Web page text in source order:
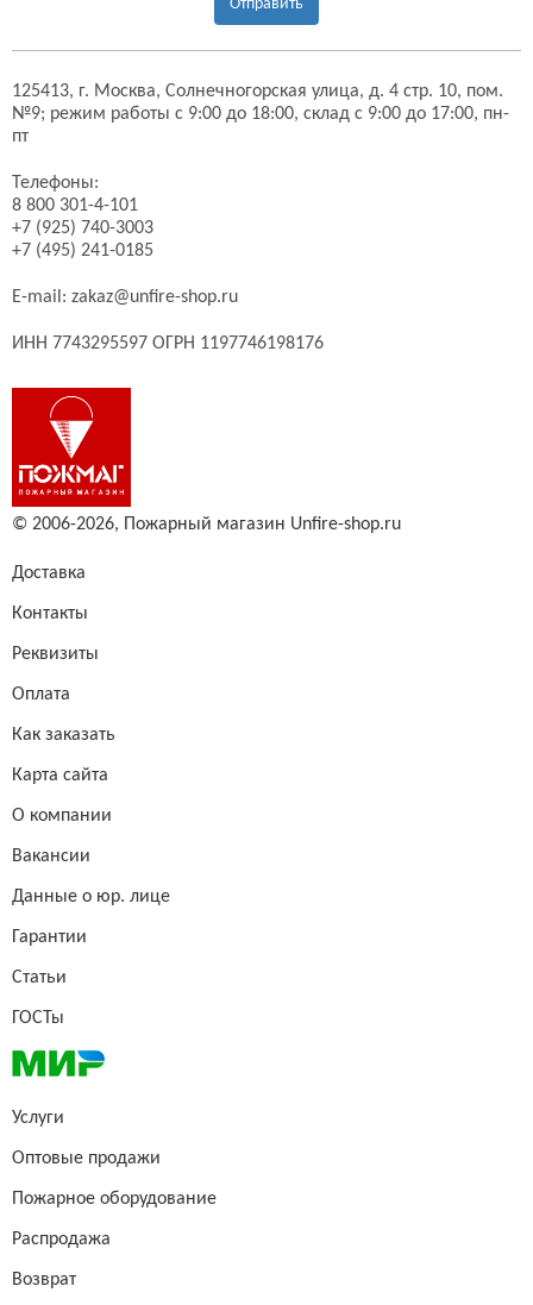
Отправить
125413, г. Москва, Солнечногорская улица, д. 4 стр. 10, пом.
№9; режим работы с 9:00 до 18:00, склад с 9:00 до 17:00, пн-
пт
Телефоны:
8 800 301-4-101
+7 (925) 740-3003
+7 (495) 241-0185
E-mail: zakaz@unfire-shop.ru
ИНН 7743295597 ОГРН 1197746198176
© 2006-2026, Пожарный магазин Unfire-shop.ru
Доставка
Контакты
Реквизиты
Оплата
Как заказать
Карта сайта
О компании
Вакансии
Данные о юр. лице
Гарантии
Статьи
ГОСТы
Услуги
Оптовые продажи
Пожарное оборудование
Распродажа
Возврат